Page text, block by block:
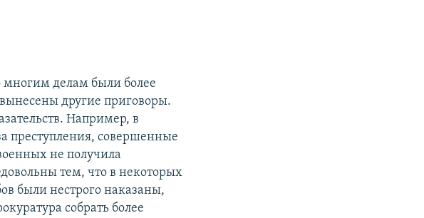
многим делам были более
другие приговоры.
Например, в
преступления, совершенные
не получила
тем, что в некоторых
были нестрого наказаны,
собрать более